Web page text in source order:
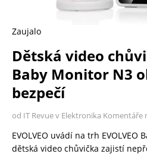
Zaujalo
Dětská video
Baby Monitor N3
bezpečí
od IT Revue v Elektronika Komentáře
EVOLVEO uvádí na trh EVOLVEO
dětská video chůvička zajistí